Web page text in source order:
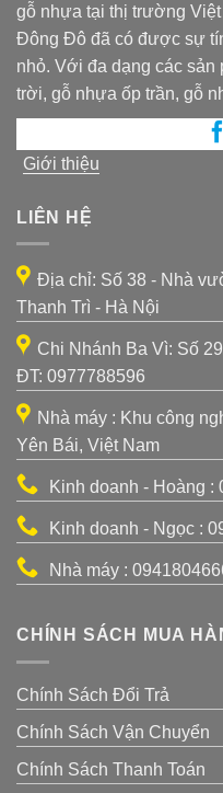
gỗ nhựa tại thị trường
Đông Đô đã có được sự
nhỏ. Với đa dạng các
trời, gỗ nhựa ốp trần, gỗ
Giới thiệu
LIÊN HỆ
Địa chỉ: Số 38 - Nhà
Thanh Trì - Hà Nội
Chi Nhánh Ba Vì: Số
ĐT: 0977788596
Nhà máy : Khu công
Yên Bái, Việt Nam
Kinh doanh - Hoàng :
Kinh doanh - Ngọc :
Nhà máy :
CHÍNH SÁCH MUA
Chính Sách Đổi Trả
Chính Sách Vận Chuyển
Chính Sách Thanh Toán